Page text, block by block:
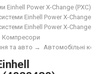
Einhell Power X-Change (PXC)
Einhell Power X-Change
Einhell Power X-Change
Компресори
Автомобільні
та авто →